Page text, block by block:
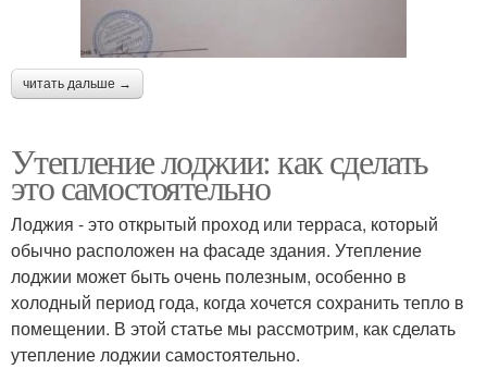
читать дальше →
Утепление лоджии: как сделать
это самостоятельно
Лоджия - это открытый проход или терраса, который
обычно расположен на фасаде здания. Утепление
лоджии может быть очень полезным, особенно в
холодный период года, когда хочется сохранить тепло в
помещении. В этой статье мы рассмотрим, как сделать
утепление лоджии самостоятельно.